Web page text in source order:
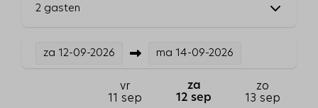
1 slaapkamer
1-persoons dekbed: 2
2 gasten
za 12-09-2026 ma 14-09-2026
vr
11 sep
za
12 sep
zo
13 sep